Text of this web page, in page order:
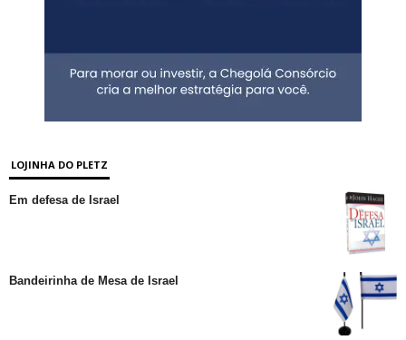
LOJINHA DO PLETZ
Em defesa de Israel
Bandeirinha de Mesa de Israel